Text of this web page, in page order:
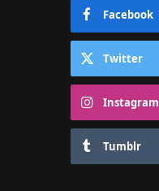
Facebook
Twitter
Instagram
Tumblr